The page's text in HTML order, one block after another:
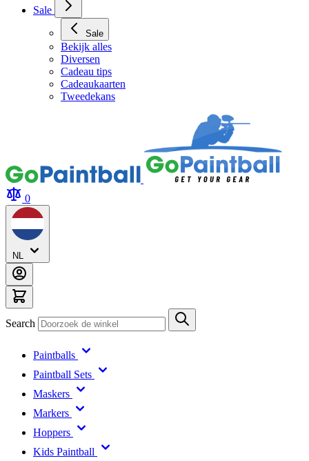
Sale
Sale
Bekijk alles
Diversen
Cadeau tips
Cadeaukaarten
Tweedekans
0
NL
Search
Paintballs
Paintball Sets
Maskers
Markers
Hoppers
Kids Paintball